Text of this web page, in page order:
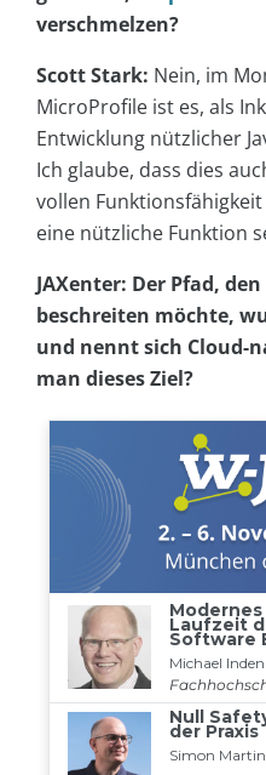
verschmelzen?
Scott Stark: Nein, im
MicroProfile ist es, als
Entwicklung nützlicher
Ich glaube, dass dies
vollen
eine nützliche Funktion
JAXenter: Der Pfad,
beschreiten möchte,
und nennt sich Cloud-
man dieses Ziel?